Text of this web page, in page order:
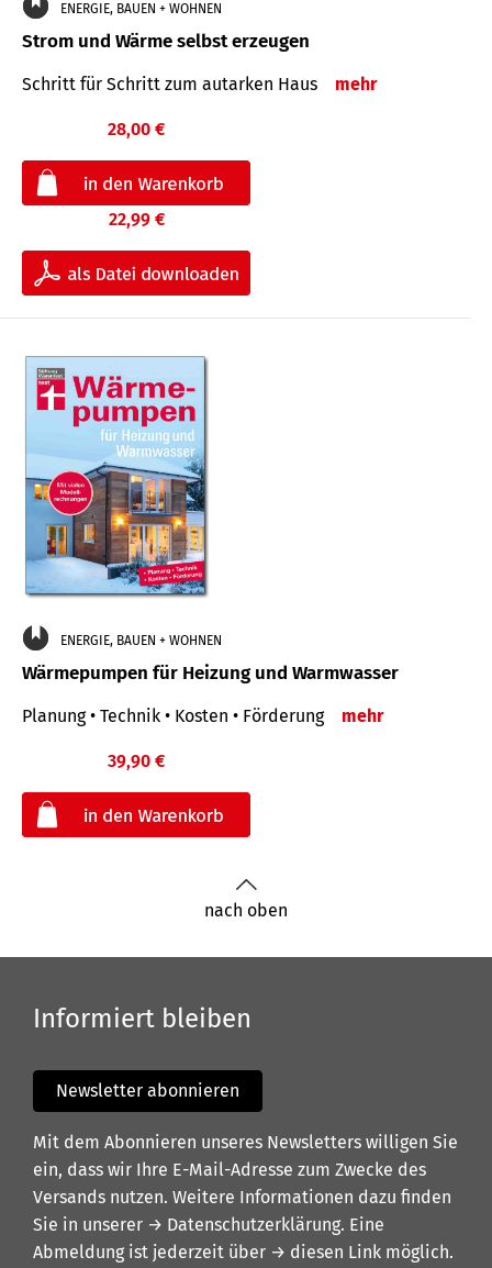
ENERGIE, BAUEN + WOHNEN
Strom und Wärme selbst erzeugen
Schritt für Schritt zum autarken Haus mehr
28,00 €
22,99 €
ENERGIE, BAUEN + WOHNEN
Wärmepumpen für Heizung und Warmwasser
Planung • Technik • Kosten • Förderung mehr
39,90 €
nach oben
Informiert bleiben
Newsletter abonnieren
Mit dem Abonnieren unseres Newsletters willigen Sie
ein, dass wir Ihre E-Mail-Adresse zum Zwecke des
Versands nutzen. Weitere Informationen dazu finden
Sie in unserer → Datenschutzerklärung. Eine
Abmeldung ist jederzeit über → diesen Link möglich.